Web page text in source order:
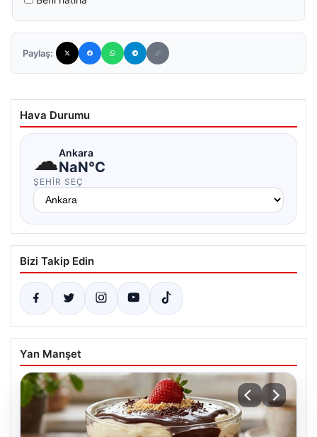
Paylaş:
Hava Durumu
☁Ankara
NaN°C
ŞEHIR SEÇ
Bizi Takip Edin
Yan Manşet